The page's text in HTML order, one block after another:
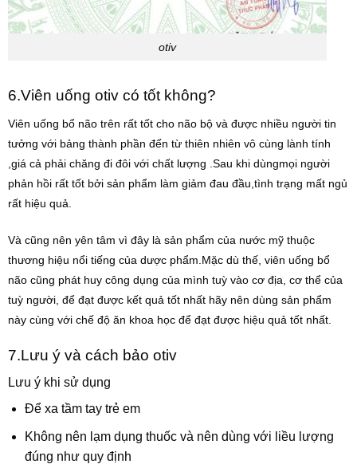
otiv
6.Viên uống otiv có tốt không?
Viên uống bổ não trên rất tốt cho não bộ và được nhiều người tin
tưởng với bảng thành phần đến từ thiên nhiên vô cùng lành tính
,giá cả phải chăng đi đôi với chất lượng .Sau khi dùngmọi người
phản hồi rất tốt bởi sản phẩm làm giảm đau đầu,tình trạng mất ngủ
rất hiệu quả.
Và cũng nên yên tâm vì đây là sản phẩm của nước mỹ thuộc
thương hiệu nổi tiếng của dược phẩm.Mặc dù thế, viên uống bổ
não cũng phát huy công dụng của mình tuỳ vào cơ địa, cơ thể của
tuỳ người, để đạt được kết quả tốt nhất hãy nên dùng sản phẩm
này cùng với chế độ ăn khoa học để đạt được hiệu quả tốt nhất.
7.Lưu ý và cách bảo otiv
Lưu ý khi sử dụng
Để xa tầm tay trẻ em
Không nên lạm dụng thuốc và nên dùng với liều lượng
đúng như quy định